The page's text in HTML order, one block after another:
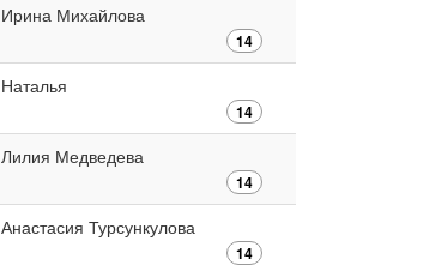
Ирина Михайлова
14
Наталья
14
Лилия Медведева
14
Анастасия Турсункулова
14